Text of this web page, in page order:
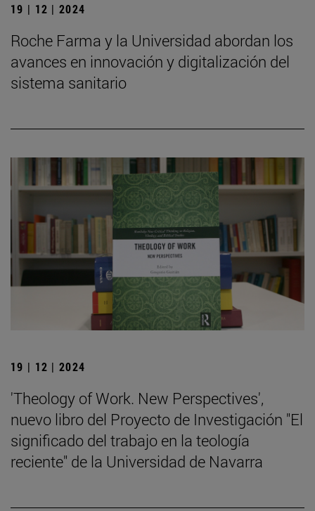
19 | 12 | 2024
Roche Farma y la Universidad abordan los
avances en innovación y digitalización del
sistema sanitario
19 | 12 | 2024
'Theology of Work. New Perspectives',
nuevo libro del Proyecto de Investigación "El
significado del trabajo en la teología
reciente" de la Universidad de Navarra